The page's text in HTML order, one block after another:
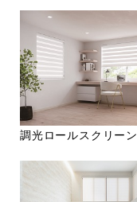
調光ロールスクリーン